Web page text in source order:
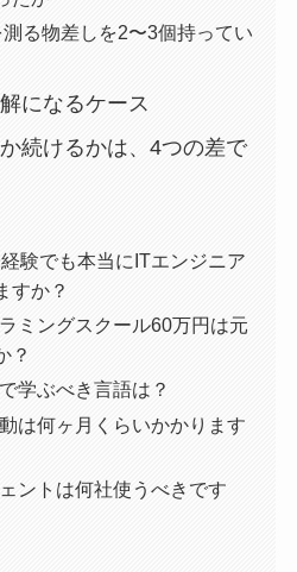
る物差しを2〜3個持ってい
になるケース
続けるかは、4つの差で
験でも本当にITエンジニア
すか？
ミングスクール60万円は元
？
学ぶべき言語は？
は何ヶ月くらいかかります
ントは何社使うべきです